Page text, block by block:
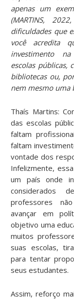
apenas um
(MARTINS,
dificuldades que
você acredita
investimento
escolas públicas,
bibliotecas ou,
nem mesmo uma
Thaís Martins:
das escolas
faltam
faltam
vontade dos
Infelizmente,
um país onde
considerados
professores
avançar em
objetivo uma
muitos
suas escolas,
para tentar
seus estudantes.
Assim, reforço